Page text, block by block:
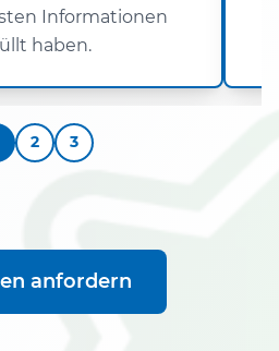
Informationen
haben.
2 3
anfordern